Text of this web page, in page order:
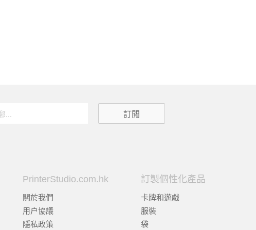
PrinterStudio.com.hk
關於我們
用户協議
隱私政策
訂製個性化產品
卡牌和遊戲
服裝
袋